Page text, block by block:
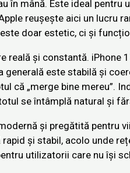
în mână. Este ideal
reușește aici un lucru
doar estetic, ci și
reală și constantă. iPhone
este stabilă și
că „merge bine mereu”.
se întâmplă natural și
și pregătită pentru
și stabil, acolo unde
utilizatorii care nu își